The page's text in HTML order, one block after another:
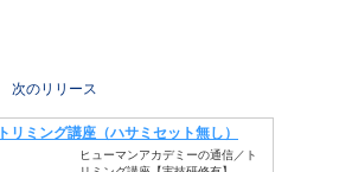
次のリリース